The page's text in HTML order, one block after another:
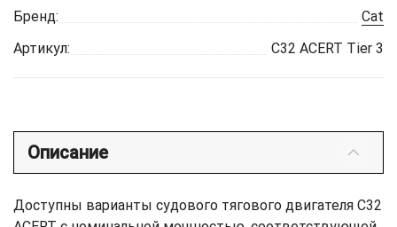
Бренд:
Cat
Артикул:
C32 ACERT Tier 3
Описание
Доступны варианты судового тягового двигателя C32